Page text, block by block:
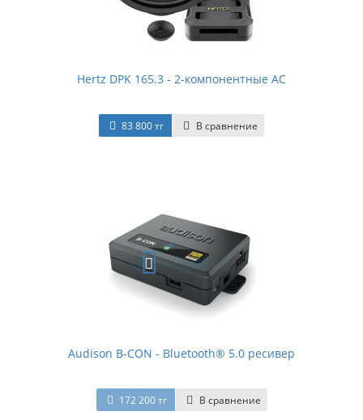
Hertz DPK 165.3 - 2-компонентные АС
83 800 тг В сравнение
Audison B-CON - Bluetooth® 5.0 ресивер
172 200 тг В сравнение